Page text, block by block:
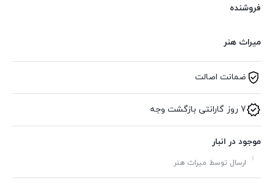
فروشنده
میراث هنر
ضمانت اصالت
7 روز گارانتی بازگشت وجه
موجود در انبار
ارسال توسط میراث هنر